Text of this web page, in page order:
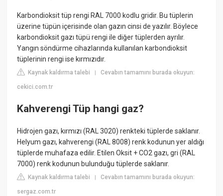
Karbondioksit tüp rengi RAL 7000 kodlu gridir. Bu tüplerin
üzerine tüpün içerisinde olan gazın cinsi de yazılır. Böylece
karbondioksit gazı tüpü rengi ile diğer tüplerden ayrılır.
Yangın söndürme cihazlarında kullanılan karbondioksit
tüplerinin rengi ise kırmızıdır.
Kaynak kaldırma talebi |Cevabın tamamını burada okuyun:
cekici.com.tr
Kahverengi Tüp hangi gaz?
Hidrojen gazı, kırmızı (RAL 3020) renkteki tüplerde saklanır.
Helyum gazı, kahverengi (RAL 8008) renk kodunun yer aldığı
tüplerde muhafaza edilir. Etilen Oksit + CO2 gazı, gri (RAL
7000) renk kodunun bulunduğu tüplerde saklanır.
Kaynak kaldırma talebi |Cevabın tamamını burada okuyun:
sergaz.com.tr